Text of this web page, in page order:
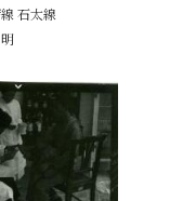
石太線